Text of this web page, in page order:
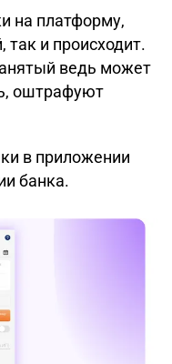
на платформу,
так и происходит.
ведь может
оштрафуют
в приложении
банка.